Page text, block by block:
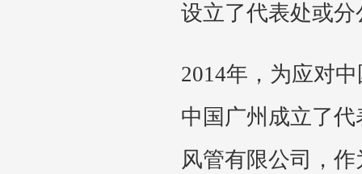
设立了代表处或
2014年，为应对
中国广州成立了
风管有限公司，